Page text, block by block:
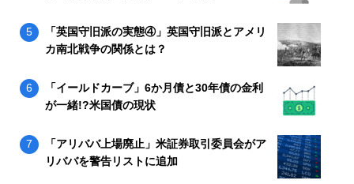
「英国守旧派の実態④」英国守旧派とアメリ
カ南北戦争の関係とは？
「イールドカーブ」6か月債と30年債の金利
が一緒!?米国債の現状
「アリババ上場廃止」米証券取引委員会がア
リババを警告リストに追加